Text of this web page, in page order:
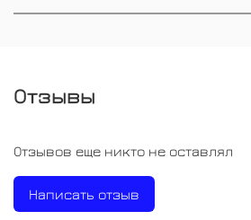
Отзывы
Отзывов еще никто не оставлял
Написать отзыв